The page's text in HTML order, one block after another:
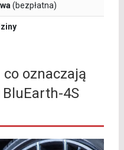
(bezpłatna)
co oznaczają
4S